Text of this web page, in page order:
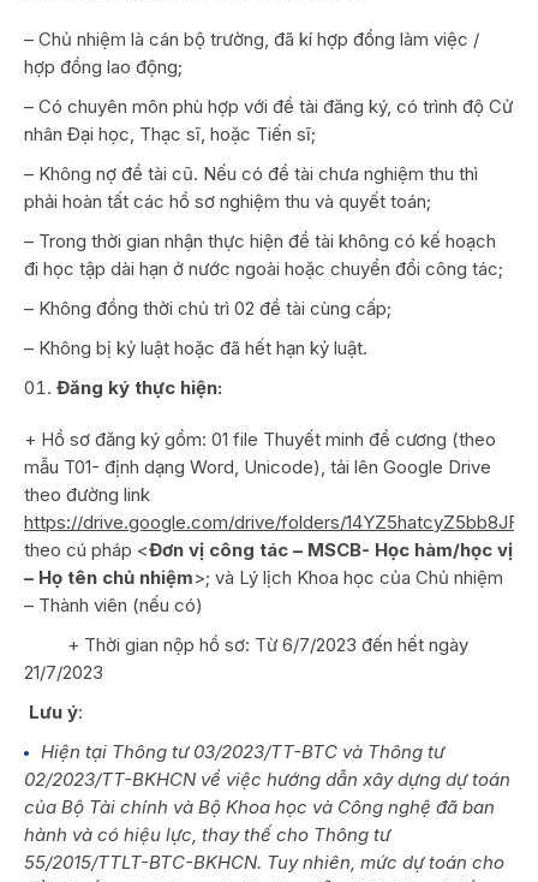
– Chủ nhiệm là cán bộ trường, đã kí hợp đồng làm việc /
hợp đồng lao động;
– Có chuyên môn phù hợp với đề tài đăng ký, có trình độ Cử
nhân Đại học, Thạc sĩ, hoặc Tiến sĩ;
– Không nợ đề tài cũ. Nếu có đề tài chưa nghiệm thu thì
phải hoàn tất các hồ sơ nghiệm thu và quyết toán;
– Trong thời gian nhận thực hiện đề tài không có kế hoạch
đi học tập dài hạn ở nước ngoài hoặc chuyển đổi công tác;
– Không đồng thời chủ trì 02 đề tài cùng cấp;
– Không bị kỷ luật hoặc đã hết hạn kỷ luật.
Đăng ký thực hiện:
+ Hồ sơ đăng ký gồm: 01 file Thuyết minh đề cương (theo
mẫu T01- định dạng Word, Unicode), tải lên Google Drive
theo đường link
https://drive.google.com/drive/folders/
theo cú pháp <Đơn vị công tác – MSCB- Học hàm/học vị
– Họ tên chủ nhiệm>; và Lý lịch Khoa học của Chủ nhiệm
– Thành viên (nếu có)
+ Thời gian nộp hồ sơ: Từ 6/7/2023 đến hết ngày
21/7/2023
Lưu ý:
Hiện tại Thông tư 03/2023/TT-BTC và Thông tư
02/2023/TT-BKHCN về việc hướng dẫn xây dựng dự toán
của Bộ Tài chính và Bộ Khoa học và Công nghệ đã ban
hành và có hiệu lực, thay thế cho Thông tư
55/2015/TTLT-BTC-BKHCN. Tuy nhiên, mức dự toán cho